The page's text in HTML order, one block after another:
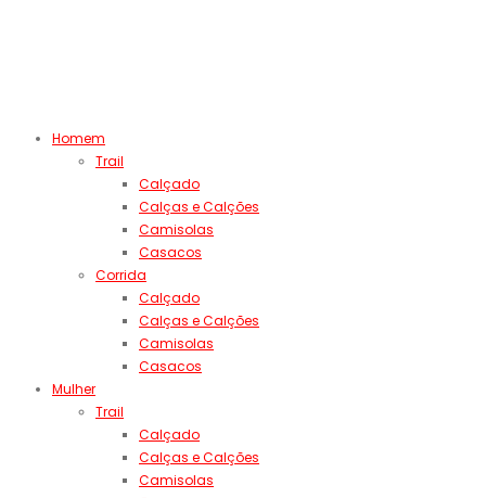
Homem
Trail
Calçado
Calças e Calções
Camisolas
Casacos
Corrida
Calçado
Calças e Calções
Camisolas
Casacos
Mulher
Trail
Calçado
Calças e Calções
Camisolas